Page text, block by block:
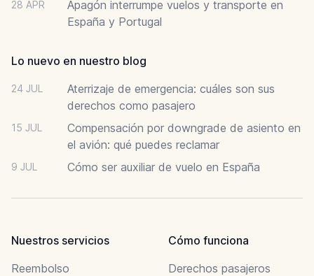
28 APR
Apagón interrumpe vuelos y transporte en
España y Portugal
Lo nuevo en nuestro blog
24 JUL
Aterrizaje de emergencia: cuáles son sus
derechos como pasajero
15 JUL
Compensación por downgrade de asiento en
el avión: qué puedes reclamar
9 JUL Cómo ser auxiliar de vuelo en España
Nuestros servicios
Reembolso
Cómo funciona
Derechos pasajeros